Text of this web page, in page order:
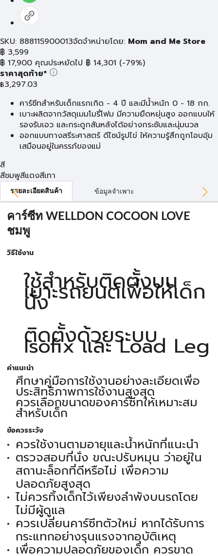
SKU: 888115900013จัดจำหน่ายโดย: Mom and Me Store
฿ 3,599
฿ 17,900 คุณประหยัดไป ฿ 14,301 (-79%)
ราคาสุดท้าย*
฿3,297.03
คาร์ซีทสำหรับเด็กแรกเกิด - 4 ปี และมีน้ำหนัก 0 - 18 กก.
เบาะผลิตจากวัสดุเมมโมรี่โฟม มีความยืดหยุ่นสูง ออกแบบให้
รองรับเอว และกระดูกสันหลังได้อย่างกระชับและนุ่มนวล
ออกแบบทางสรีระศาสตร์ ดีไซน์รูปไข่ ให้ความรู้สึกถูกโอบอุ้ม
เสมือนอยู่ในครรภ์ของแม่
สี
สีชมพูสีแดงสีเทา
รายละเอียดสินค้า ข้อมูลจำเพาะ
คาร์ซีท WELLDON COCOON LOVE
ชมพู
วิธีใช้งาน
ใช้สำหรับติดตั้งบน
เบาะรถยนต์เพื่อให้เด็ก
นั่ง
ติดตั้งด้วยระบบ
Isofix และ Load Leg
คำแนะนำ
ศึกษาคู่มือการใช้งานอย่างละเอียดเพื่อ
ประสิทธิภาพการใช้งานสูงสุด
ควรเลือกขนาดของคาร์ซีทให้เหมาะสม
สำหรับเด็ก
ข้อควรระวัง
ควรใช้งานตามอายุและน้ำหนักที่แนะนำ
ตรวจสอบที่นั่ง ขณะปรับหมุน ว่าอยู่ใน
สถานะล็อกที่ดีหรือไม่ เพื่อความ
ปลอดภัยสูงสุด
ไม่ควรทิ้งเด็กไว้เพียงลำพังบนรถโดย
ไม่มีผู้ดูแล
ควรเปลี่ยนคาร์ซีทตัวใหม่ หากได้รับการ
กระแทกอย่างรุนแรงจากอุบัติเหตุ
เพื่อความปลอดภัยของเด็ก ควรขาด